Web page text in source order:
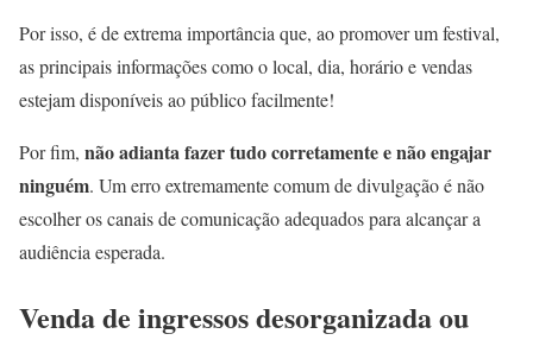
Por isso, é de extrema importância que, ao promover um festival,
as principais informações como o local, dia, horário e vendas
estejam disponíveis ao público facilmente!
Por fim, não adianta fazer tudo corretamente e não engajar
ninguém. Um erro extremamente comum de divulgação é não
escolher os canais de comunicação adequados para alcançar a
audiência esperada.
Venda de ingressos desorganizada ou